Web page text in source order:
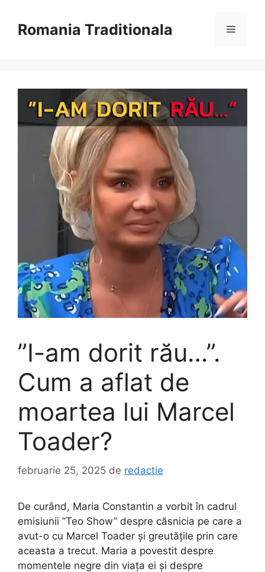
conținutRomania Traditionala Meniu
”I-am dorit rău…”.
Cum a aflat de
moartea lui Marcel
Toader?
februarie 25, 2025 de redactie
De curând, Maria Constantin a vorbit în cadrul
emisiunii ”Teo Show” despre căsnicia pe care a
avut-o cu Marcel Toader și greutățile prin care
aceasta a trecut. Maria a povestit despre
momentele negre din viața ei și despre